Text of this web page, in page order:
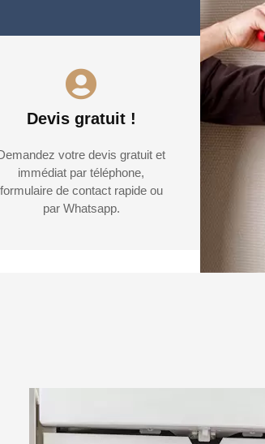
Devis gratuit !
votre devis gratuit et
immédiat par téléphone,
formulaire de contact rapide ou
par Whatsapp.